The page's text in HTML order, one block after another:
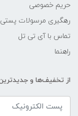
حریم خصوصی
رهگیری مرسولات پستی
تماس با آی تی تل
راهنما
از تخفیف‌ها و